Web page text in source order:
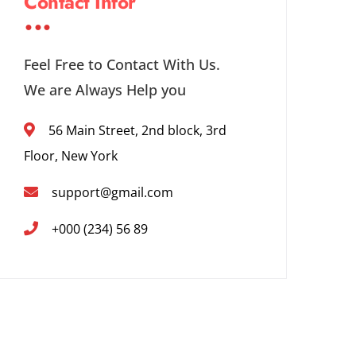
Feel Free to Contact With Us.
We are Always Help you
56 Main Street, 2nd block, 3rd
Floor, New York
support@gmail.com
+000 (234) 56 89